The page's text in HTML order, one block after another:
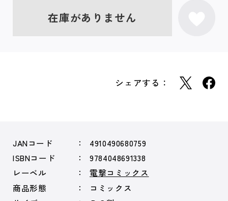
在庫がありません
シェアする：
JANコード
4910490680759
ISBNコード
9784048691338
レーベル
電撃コミックス
商品形態
コミックス